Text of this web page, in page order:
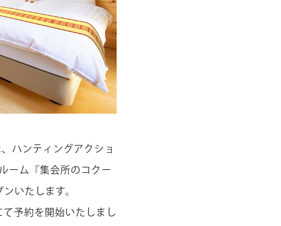
ハンティングアクショ
ーム『集会所のコクー
いたします。
て予約を開始いたしまし